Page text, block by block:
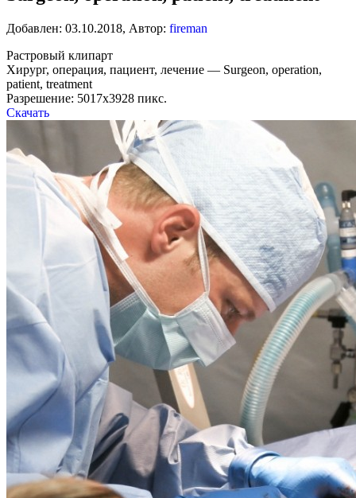
Добавлен: 03.10.2018, Автор: fireman
Растровый клипарт
Хирург, операция, пациент, лечение — Surgeon, operation,
patient, treatment
Разрешение: 5017х3928 пикс.
Скачать